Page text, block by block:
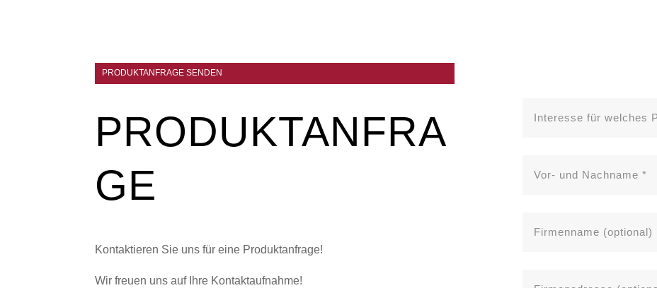
PRODUKTANFRAGE SENDEN
PRODUKTANFRA
GE
Kontaktieren Sie uns für eine Produktanfrage!
Wir freuen uns auf Ihre Kontaktaufnahme!